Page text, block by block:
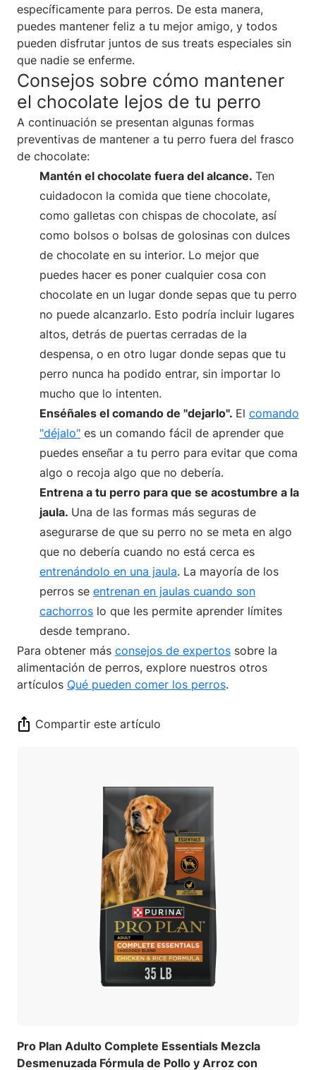
específicamente para perros. De esta manera,
puedes mantener feliz a tu mejor amigo, y todos
pueden disfrutar juntos de sus treats especiales sin
que nadie se enferme.
Consejos sobre cómo mantener
el chocolate lejos de tu perro
A continuación se presentan algunas formas
preventivas de mantener a tu perro fuera del frasco
de chocolate:
Mantén el chocolate fuera del alcance. Ten
cuidadocon la comida que tiene chocolate,
como galletas con chispas de chocolate, así
como bolsos o bolsas de golosinas con dulces
de chocolate en su interior. Lo mejor que
puedes hacer es poner cualquier cosa con
chocolate en un lugar donde sepas que tu perro
no puede alcanzarlo. Esto podría incluir lugares
altos, detrás de puertas cerradas de la
despensa, o en otro lugar donde sepas que tu
perro nunca ha podido entrar, sin importar lo
mucho que lo intenten.
Enséñales el comando de "dejarlo". El comando
"déjalo" es un comando fácil de aprender que
puedes enseñar a tu perro para evitar que coma
algo o recoja algo que no debería.
Entrena a tu perro para que se acostumbre a la
jaula. Una de las formas más seguras de
asegurarse de que su perro no se meta en algo
que no debería cuando no está cerca es
entrenándolo en una jaula. La mayoría de los
perros se entrenan en jaulas cuando son
cachorros lo que les permite aprender límites
desde temprano.
Para obtener más consejos de expertos sobre la
alimentación de perros, explore nuestros otros
artículos Qué pueden comer los perros.
Compartir este artículo
Pro Plan Adulto Complete Essentials Mezcla
Desmenuzada Fórmula de Pollo y Arroz con